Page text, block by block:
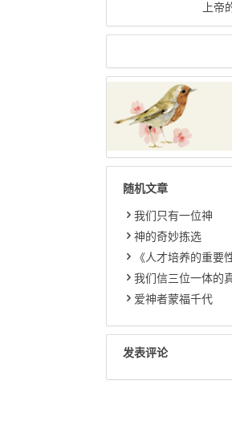
上帝
随机文章
我们只有一位神
神的奇妙拣选
《人才培养的重要
我们信三位一体的
爱神者蒙福千代
发表评论